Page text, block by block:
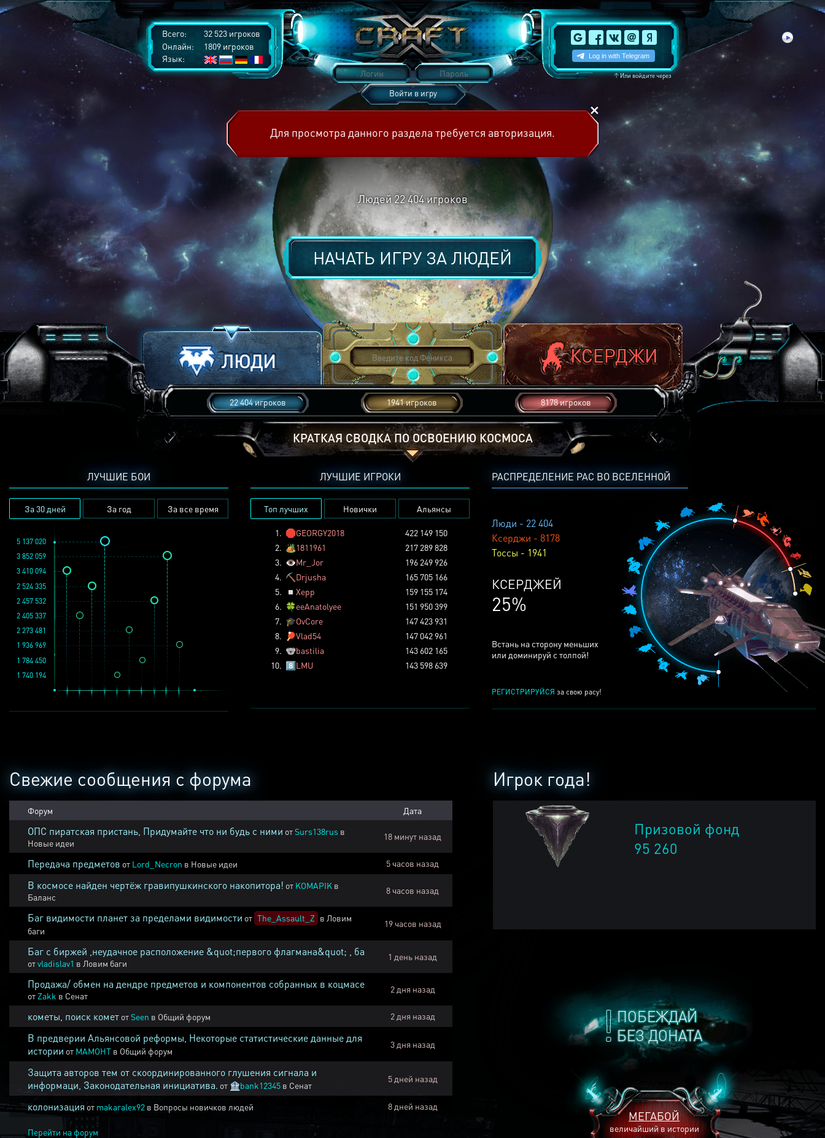
Всего:
32 523 игроков
Онлайн:
1809 игроков
Язык:
↑Или войдите через
Войти в игру
Для просмотра данного раздела требуется авторизация.
Людей 22 404игроков
НАЧАТЬ ИГРУ ЗАЛЮДЕЙ
22 404 игроков 1941 игроков 8178 игроков
КРАТКАЯ СВОДКА ПО ОСВОЕНИЮ КОСМОСА
РАСПРЕДЕЛЕНИЕ РАС ВО ВСЕЛЕННОЙ
Люди - 22 404
Ксерджи - 8178
Тоссы - 1941
КСЕРДЖЕЙ
25%
Встань на сторону меньших
или доминируй с толпой!
РЕГИСТРИРУЙСЯ за свою расу!
ЛУЧШИЕ БОИ
За 30 дней За год За все время
1 936 969
3 852 059
2 457 532
1 784 450
2 273 481
1 740 194
5 137 020
2 524 335
2 405 337
3 410 094
ЛУЧШИЕ ИГРОКИ
Топ лучших Новички Альянсы
1. 🛑GEORGY2018
422 149 150
2. 🏕️1811961
217 289 828
3. 👁️Mr_Jor
196 249 926
4. ⛏️ Drjusha
165 705 166
5.
◽ Xepp
159 155 174
6. 🍀eeAnatolyee
151 950 399
7. 🎓OvCore
147 423 931
8.
🏓Vlad54
147 042 961
9. 🐨bastilia
143 602 165
10. 8️⃣LMU 143 598 639
ПОБЕЖДАЙ
БЕЗ ДОНАТА
МЕГАБОЙ
величайший в истории
Игрок года!
Призовой фонд
95 260
Свежие сообщения с форума
Форум Дата
ОПС пиратская пристань, Придумайте что ни будь с ними отSurs138rus в
Новые идеи
18 минут назад
Передача предметов от Lord_Necron в Новые идеи 5 часов назад
В космосе найден чертёж гравипушкинского накопитора! от KOMAPIK в
Баланс
8 часов назад
Баг видимости планет за пределами видимости от The_Assault_Z в Ловим
баги
19 часов назад
Баг с биржей ,неудачное расположение &quot;первого флагмана&quot; , ба
отvladislav1 в Ловим баги
1 день назад
Продажа/ обмен на дендре предметов и компонентов собранных в коцмасе
от Zakk в Сенат
2 дня назад
кометы, поиск комет отSeen в Общий форум 2 дня назад
В предверии Альянсовой реформы, Некоторые статистические данные для
истории от MAMOHT в Общий форум
3 дня назад
Защита авторов тем от скоординированного глушения сигнала и
информаци, Законодательная инициатива. от 🏦bank12345 в Сенат
5 дней назад
колонизация от makaralex92 в Вопросы новичков людей 8 дней назад
Перейти на форум